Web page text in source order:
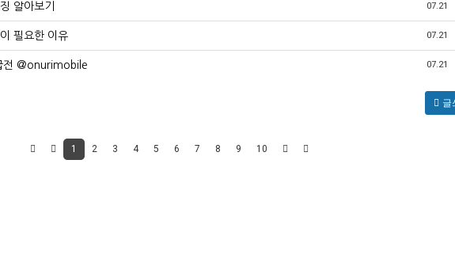
알아보기 07.21
필요한 이유 07.21
전 @onurimobile 07.21
글
1 2 3 4 5 6 7 8 9 10